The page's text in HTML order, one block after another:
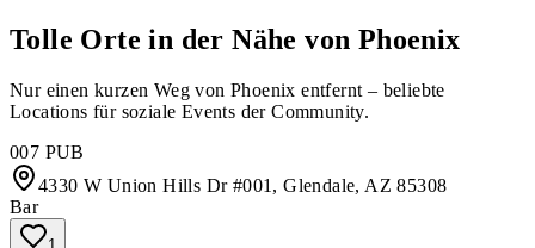
Tolle Orte in der Nähe von Phoenix
Nur einen kurzen Weg von Phoenix entfernt – beliebte
Locations für soziale Events der Community.
007 PUB
4330 W Union Hills Dr #001, Glendale, AZ 85308
Bar